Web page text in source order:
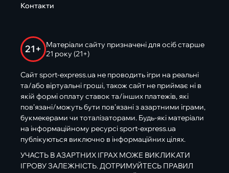
Контакти
21+
Матеріали сайту призначені для осіб старше
21 року (21+)
Сайт sport-express.ua не проводить ігри на реальні
та/або віртуальні гроші, також сайт не приймає ні в
якій формі оплату ставок та/інших платежів, які
пов’язані/можуть бути пов’язані з азартними іграми,
букмекерами чи тоталізаторами. Будь-які матеріали
на інформаційному ресурсі sport-express.ua
публікуються виключно в інформаційних цілях.
УЧАСТЬ В АЗАРТНИХ ІГРАХ МОЖЕ ВИКЛИКАТИ
ІГРОВУ ЗАЛЕЖНІСТЬ. ДОТРИМУЙТЕСЬ ПРАВИЛ